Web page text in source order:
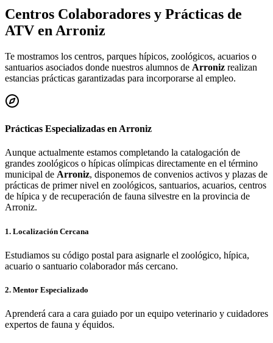
Centros Colaboradores y Prácticas de
ATV en Arroniz
Te mostramos los centros, parques hípicos, zoológicos, acuarios o
santuarios asociados donde nuestros alumnos de Arroniz realizan
estancias prácticas garantizadas para incorporarse al empleo.
Prácticas Especializadas en Arroniz
Aunque actualmente estamos completando la catalogación de
grandes zoológicos o hípicas olímpicas directamente en el término
municipal de Arroniz, disponemos de convenios activos y plazas de
prácticas de primer nivel en zoológicos, santuarios, acuarios, centros
de hípica y de recuperación de fauna silvestre en la provincia de
Arroniz.
1. Localización Cercana
Estudiamos su código postal para asignarle el zoológico, hípica,
acuario o santuario colaborador más cercano.
2. Mentor Especializado
Aprenderá cara a cara guiado por un equipo veterinario y cuidadores
expertos de fauna y équidos.